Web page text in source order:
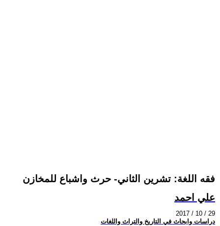
فقه اللغة: تشرين الثاني- حرث واشباع للمخازن
علي احمد
2017 / 10 / 29
دراسات وابحاث في التاريخ والتراث واللغات